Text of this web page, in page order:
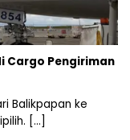
Cargo Pengiriman
Balikpapan ke
[...]